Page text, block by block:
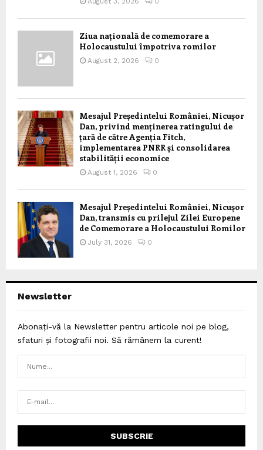
Ziua națională de comemorare a
Holocaustului împotriva romilor
August 2, 2026 0
Mesajul Președintelui României, Nicușor
Dan, privind menținerea ratingului de
țară de către Agenția Fitch,
implementarea PNRR și consolidarea
stabilității economice
August 1, 2026 0
Mesajul Președintelui României, Nicușor
Dan, transmis cu prilejul Zilei Europene
de Comemorare a Holocaustului Romilor
July 31, 2026 0
Newsletter
Abonați-vă la Newsletter pentru articole noi pe blog,
sfaturi și fotografii noi. Să rămânem la curent!